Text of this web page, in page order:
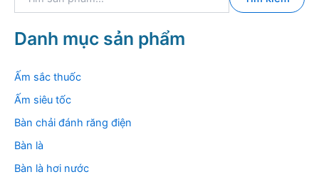
k
i
m
Danh mục sản phẩm
Ấm sắc thuốc
Ấm siêu tốc
Bàn chải đánh răng điện
Bàn là
Bàn là hơi nước